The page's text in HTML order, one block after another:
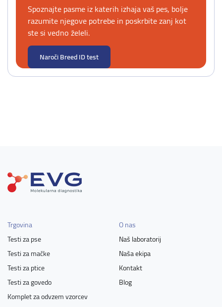
Spoznajte pasme iz katerih izhaja vaš pes, bolje
razumite njegove potrebe in poskrbite zanj kot
ste si vedno želeli.
Naroči Breed ID test
Trgovina
Testi za pse
Testi za mačke
Testi za ptice
Testi za govedo
Komplet za odvzem vzorcev
O nas
Naš laboratorij
Naša ekipa
Kontakt
Blog